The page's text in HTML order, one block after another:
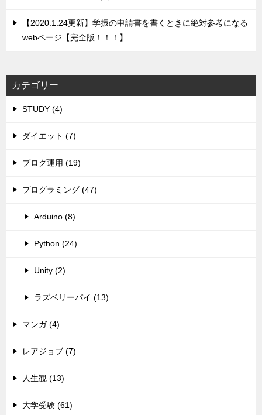
【2020.1.24更新】学振の申請書を書くときに絶対参考になる
webページ【完全版！！！】
カテゴリー
STUDY (4)
ダイエット (7)
ブログ運用 (19)
プログラミング (47)
Arduino (8)
Python (24)
Unity (2)
ラズベリーパイ (13)
マンガ (4)
レアジョブ (7)
人生観 (13)
大学受験 (61)